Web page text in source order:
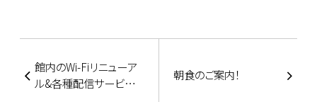
館内のWi-Fiリニューア
ル&各種配信サービス
朝食のご案内！